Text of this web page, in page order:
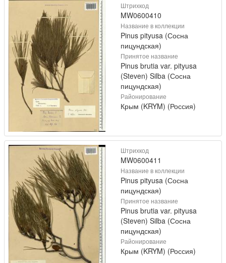
Штрихкод
MW0600410
Название в коллекции
Pinus pityusa (Сосна
пицундская)
Принятое название
Pinus brutia var. pityusa
(Steven) Silba (Сосна
пицундская)
Районирование
Крым (KRYM) (Россия)
Штрихкод
MW0600411
Название в коллекции
Pinus pityusa (Сосна
пицундская)
Принятое название
Pinus brutia var. pityusa
(Steven) Silba (Сосна
пицундская)
Районирование
Крым (KRYM) (Россия)